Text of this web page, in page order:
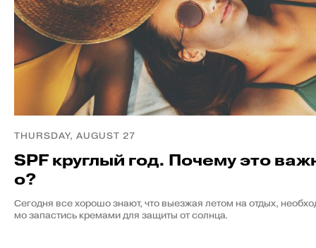
THURSDAY, AUGUST 27
SPF круглый год. Почему это
о?
Сегодня все хорошо знают, что выезжая летом на отдых,
мо запастись кремами для защиты от солнца.